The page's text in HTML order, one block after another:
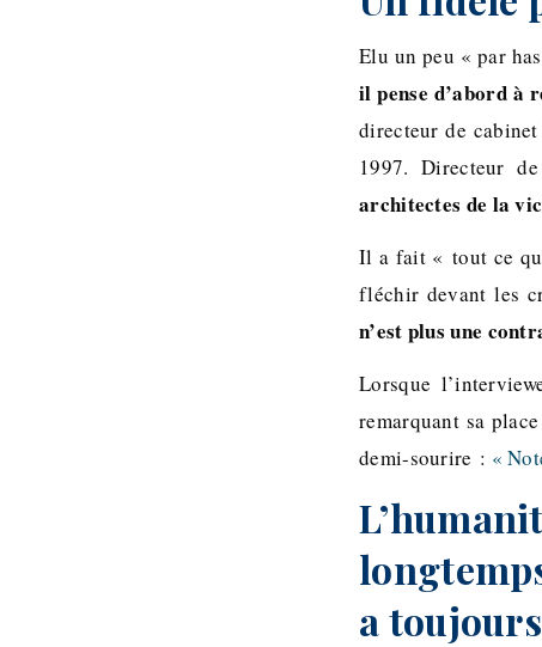
Elu un peu « par
il pense d’abord à
directeur de
1997. Directeur
architectes de la
Il a fait « tout ce
fléchir devant les
n’est plus une
Lorsque
remarquant sa
demi-sourire : «
a